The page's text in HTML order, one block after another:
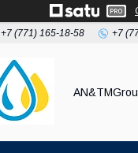
+7 (771) 165-18-58 +7